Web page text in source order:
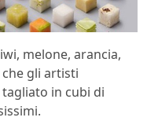
melone, arancia,
gli artisti
in cubi di